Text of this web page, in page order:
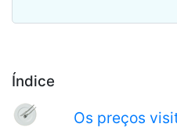
Índice
Os preços